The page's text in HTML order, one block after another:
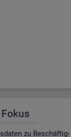
zu Be­schäf­tig­